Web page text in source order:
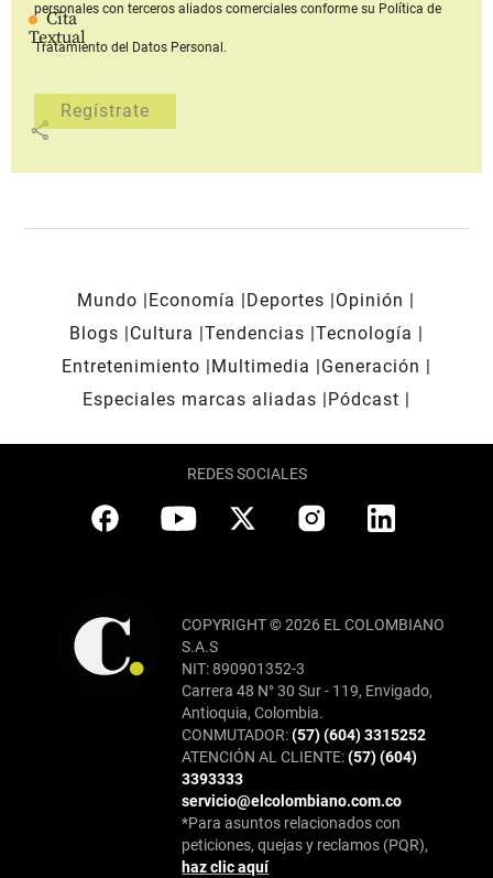
Cita
Textual
share
personales con terceros aliados comerciales conforme su Política de
Tratamiento del Datos Personal.
Mundo Economía Deportes
Opinión
Blogs
Cultura Tendencias Tecnología
Entretenimiento
Multimedia
Generación
Especiales marcas aliadas
Pódcast
REDES SOCIALES
COPYRIGHT © 2026 EL COLOMBIANO
S.A.S
NIT: 890901352-3
Carrera 48 N° 30 Sur - 119, Envigado,
Antioquia, Colombia.
CONMUTADOR:(57) (604) 3315252
ATENCIÓN AL CLIENTE:(57) (604)
3393333
servicio@elcolombiano.com.co
*Para asuntos relacionados con
peticiones, quejas y reclamos (PQR),
haz clic aquí